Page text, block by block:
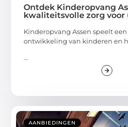
Ontdek Kinderopvang
kwaliteitsvolle zorg voor
Kinderopvang Assen speelt
ontwikkeling van kinderen en
...
AANBIEDINGEN